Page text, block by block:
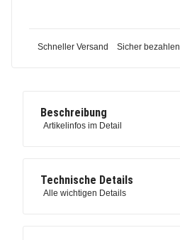
Schneller Versand Sicher bezahlen
Beschreibung
Artikelinfos im Detail
Technische Details
Alle wichtigen Details